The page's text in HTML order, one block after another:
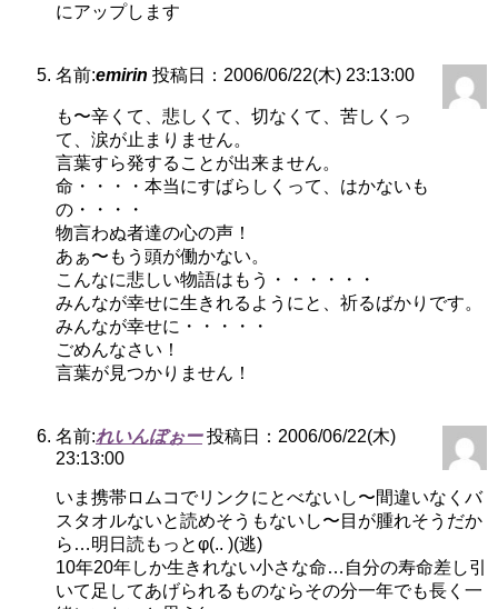
にアップします
名前:emirin 投稿日：2006/06/22(木) 23:13:00
も〜辛くて、悲しくて、切なくて、苦しくっ
て、涙が止まりません。
言葉すら発することが出来ません。
命・・・・本当にすばらしくって、はかないも
の・・・・
物言わぬ者達の心の声！
あぁ〜もう頭が働かない。
こんなに悲しい物語はもう・・・・・・
みんなが幸せに生きれるようにと、祈るばかりです。
みんなが幸せに・・・・・
ごめんなさい！
言葉が見つかりません！
名前:れいんぼぉー 投稿日：2006/06/22(木)
23:13:00
いま携帯ロムコでリンクにとべないし〜間違いなくバ
スタオルないと読めそうもないし〜目が腫れそうだか
ら…明日読もっとφ(.. )(逃)
10年20年しか生きれない小さな命…自分の寿命差し引
いて足してあげられるものならその分一年でも長く一